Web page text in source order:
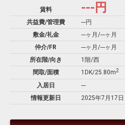
賃料 --- 円
共益費/管理費
---円
敷金/礼金
---ヶ月 /---ヶ月
仲介/FR
---ヶ月 /---ヶ月
所在階/向き
1階/西
間取/面積
1DK/25.80m2
入居日
---
情報更新日
2025年7月17日